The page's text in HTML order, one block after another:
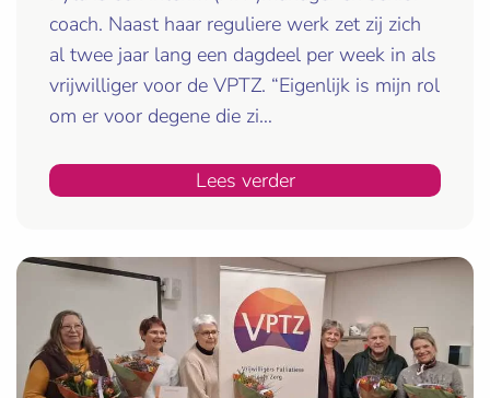
coach. Naast haar reguliere werk zet zij zich
al twee jaar lang een dagdeel per week in als
vrijwilliger voor de VPTZ. “Eigenlijk is mijn rol
om er voor degene die zi…
Lees verder